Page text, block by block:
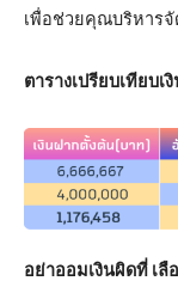
เพื่อช่วยคุณบริหารจั
ตารางเปรียบเทียบ
อย่าออมเงินผิดที่ เ